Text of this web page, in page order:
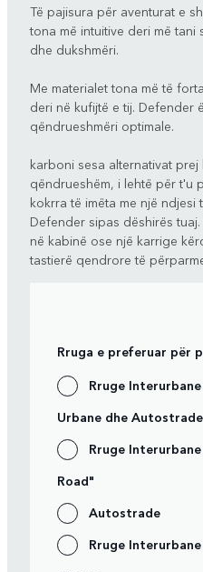
Të pajisura për aventurat e
tona më intuitive deri më
dhe dukshmëri.
Me materialet tona më të
deri në kufijtë e tij. Defender
qëndrueshmëri optimale.
karboni sesa alternativat
qëndrueshëm, i lehtë për t'u
kokrra të imëta me një
Defender sipas dëshirës
në kabinë ose një karrige
tastierë qendrore të
Rruga e preferuar për
Rruge
Urbane dhe Autostrade
Rruge
Road"
Autostrade
Rruge